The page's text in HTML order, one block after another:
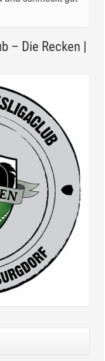
– Die Recken |